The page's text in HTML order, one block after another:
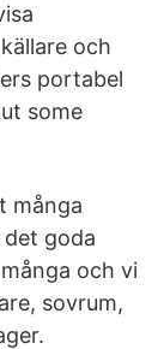
och
portabel
some
många
goda
och vi
sovrum,